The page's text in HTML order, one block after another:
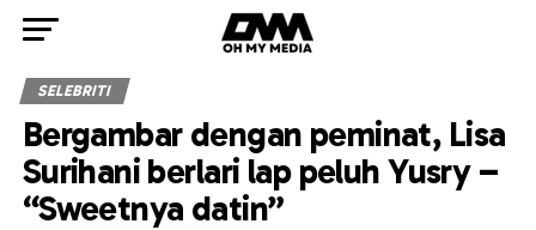
SELEBRITI
Bergambar dengan peminat, Lisa
Surihani berlari lap peluh Yusry –
“Sweetnya datin”